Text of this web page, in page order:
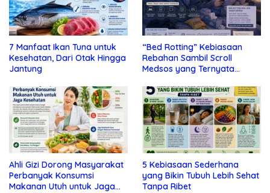
7 Manfaat Ikan Tuna untuk
Kesehatan, Dari Otak Hingga
Jantung
“Bed Rotting” Kebiasaan
Rebahan Sambil Scroll
Medsos yang Ternyata
Ahli Gizi Dorong Masyarakat
Perbanyak Konsumsi
Makanan Utuh untuk Jaga
5 Kebiasaan Sederhana
yang Bikin Tubuh Lebih Sehat
Tanpa Ribet